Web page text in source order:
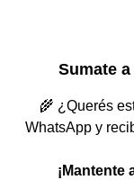
Sumate
🌾 ¿Querés
WhatsApp y
¡Mantente